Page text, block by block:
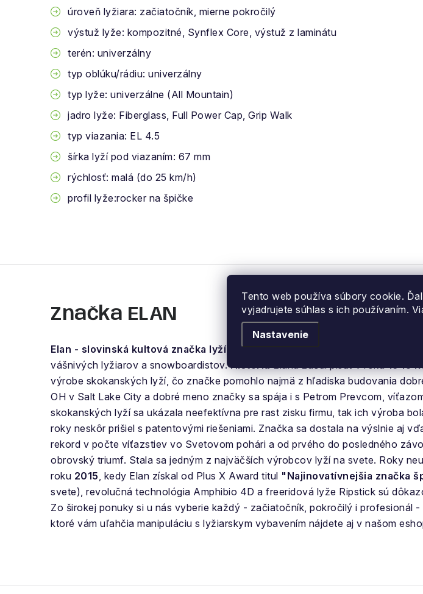
Tento web používa súbory cookie.
vyjadrujete súhlas s ich používaním.
Nastavenie
úroveň lyžiara: začiatočník, mierne pokročilý
výstuž lyže: kompozitné, Synflex Core, výstuž z laminátu
terén: univerzálny
typ oblúku/rádiu: univerzálny
typ lyže: univerzálne (All Mountain)
jadro lyže: Fiberglass, Full Power Cap, Grip Walk
typ viazania: EL 4.5
šírka lyží pod viazaním: 67 mm
rýchlosť: malá (do 25 km/h)
profil lyže:rocker na špičke
Značka ELAN
Elan - slovinská kultová značka lyží, ktorej cieľom je navrhovať a vyrábať
vášnivých lyžiarov a snowboardistov.HistóriuElánu začal písať v roku1945
výrobe skokanských lyží, čo značke pomohlo najmä z hľadiska budovania
OH v Salt Lake City a dobré meno značky sa spája i s Petrom Prevcom,
skokanských lyží sa ukázala neefektívna pre rast zisku firmu, tak ich výroba
roky neskôr prišiel s patentovými riešeniami. Značka sa dostala na výslnie aj
rekord v počte víťazstiev vo Svetovom pohári a od prvého do posledného
obrovský triumf. Stala sa jedným z najväčších výrobcov lyží na svete. Roky
roku 2015, kedy Elan získal od Plus X Award titul "Najinovatívnejšia značka
svete), revolučná technológia Amphibio 4D a freeridová lyže Ripstick sú
Zo širokej ponuky si u nás vyberie každý - začiatočník, pokročilý i profesionál
ktoré vám uľahčia manipuláciu s lyžiarskym vybavením nájdete aj v našom